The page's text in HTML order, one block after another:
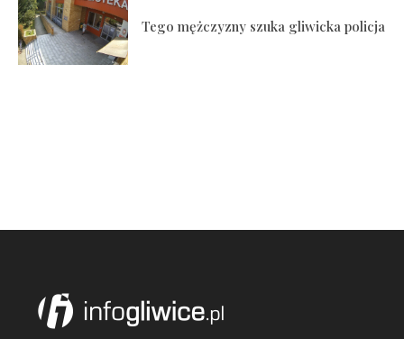
Tego mężczyzny szuka gliwicka policja